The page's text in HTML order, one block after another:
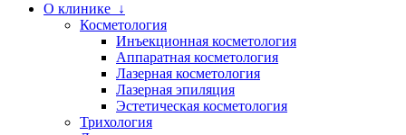
О клинике ↓
Косметология
Инъекционная косметология
Аппаратная косметология
Лазерная косметология
Лазерная эпиляция
Эстетическая косметология
Трихология